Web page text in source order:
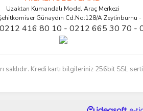
Uzaktan Kumandalı Model Araç Merkezi
Günaydın Cd.No:128/A Zeytinburnu -
416 80 10 - 0212 665 30 70 -
Kredi kartı bilgileriniz 256bit SSL